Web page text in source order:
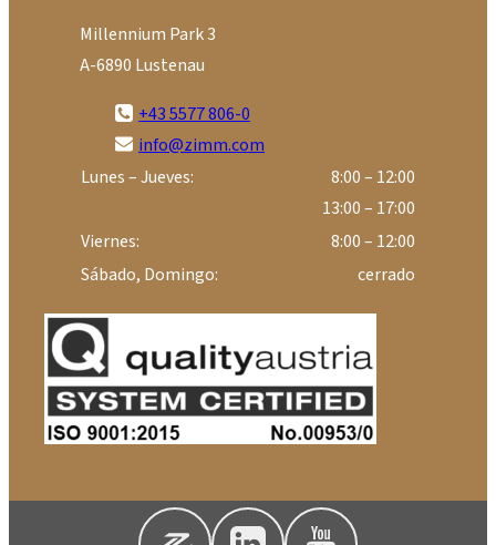
Millennium Park 3
A-6890 Lustenau
+43 5577 806-0
info@zimm.com
Lunes – Jueves:
8:00 – 12:00
13:00 – 17:00
Viernes:
8:00 – 12:00
Sábado, Domingo:
cerrado